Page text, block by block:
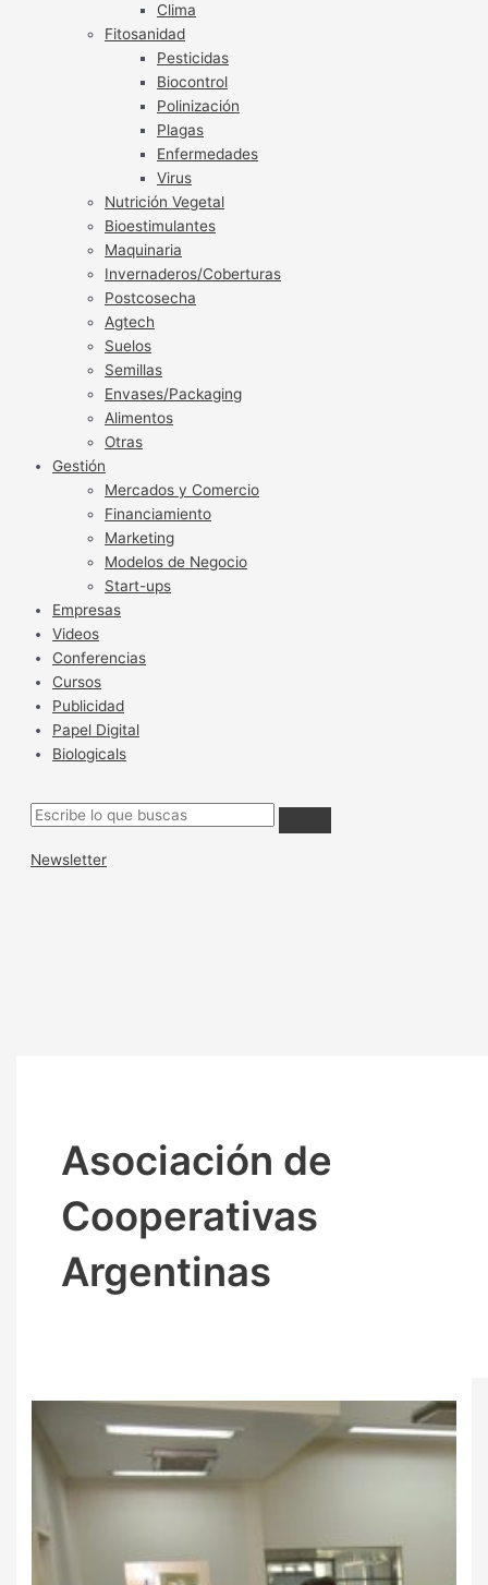
Clima
Fitosanidad
Pesticidas
Biocontrol
Polinización
Plagas
Enfermedades
Virus
Nutrición Vegetal
Bioestimulantes
Maquinaria
Invernaderos/Coberturas
Postcosecha
Agtech
Suelos
Semillas
Envases/Packaging
Alimentos
Otras
Gestión
Mercados y Comercio
Financiamiento
Marketing
Modelos de Negocio
Start-ups
Empresas
Videos
Conferencias
Cursos
Publicidad
Papel Digital
Biologicals
Newsletter
Asociación de
Cooperativas
Argentinas